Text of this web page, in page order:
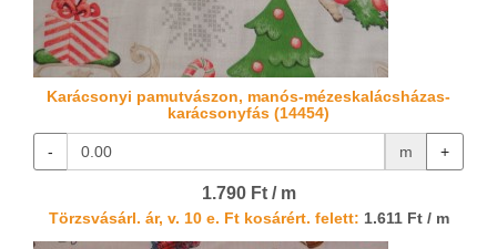
Karácsonyi pamutvászon, manós-mézeskalácsházas-
karácsonyfás (14454)
- m +
1.790 Ft / m
Törzsvásárl. ár, v. 10 e. Ft kosárért. felett: 1.611 Ft / m